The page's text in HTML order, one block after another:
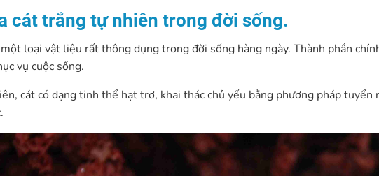
cát trắng tự nhiên trong đời sống.
loại vật liệu rất thông dụng trong đời sống hàng ngày. Thành phần
vụ cuộc sống.
cát có dạng tinh thể hạt trơ, khai thác chủ yếu bằng phương pháp